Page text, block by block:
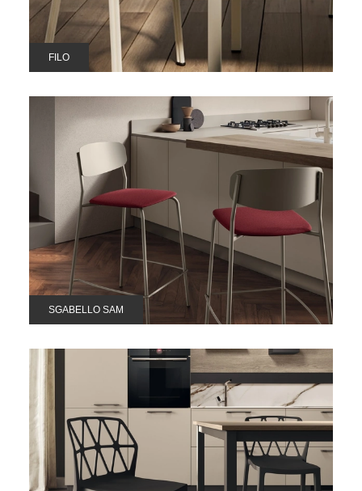
FILO
SGABELLO SAM